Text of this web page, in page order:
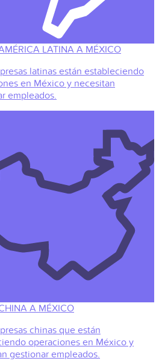
LATINA A MÉXICO
latinas están estableciendo
en México y necesitan
empleados.
A MÉXICO
chinas que están
operaciones en México y
gestionar empleados.